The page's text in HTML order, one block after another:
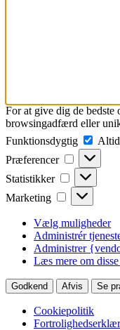
For at give dig de bedste
browsingadfærd eller
Funktionsdygtig
Præferencer
Statistikker Statistikker
Marketing Marketing
Vælg muligheder
Administrér
Administrer
Læs mere om
Godkend Afvis Se
Cookiepolitik